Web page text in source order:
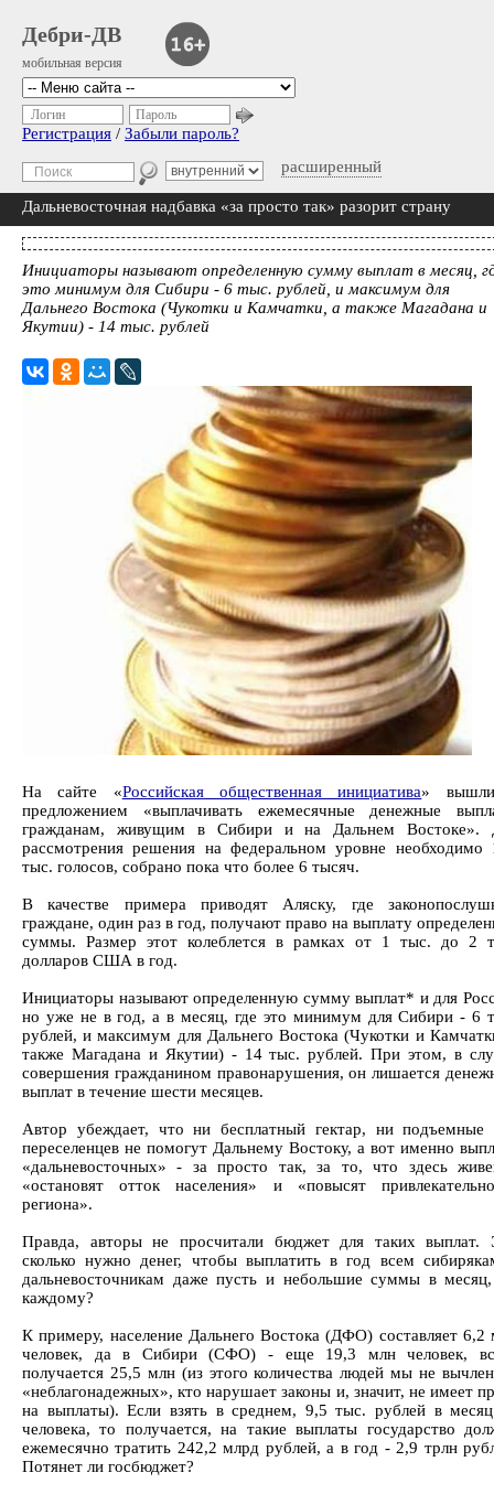
Дебри-ДВ
мобильная версия
расширенный
Логин Пароль
Регистрация / Забыли пароль?
Дальневосточная надбавка «за просто так» разорит страну
Инициаторы называют определенную сумму выплат в месяц,
это минимум для Сибири - 6 тыс. рублей, и максимум для
Дальнего Востока (Чукотки и Камчатки, а также Магадана и
Якутии) - 14 тыс. рублей
На сайте «Российская общественная инициатива»
предложением «выплачивать ежемесячные денежные
гражданам, живущим в Сибири и на Дальнем Востоке».
рассмотрения решения на федеральном уровне необходимо
тыс. голосов, собрано пока что более 6 тысяч.
В качестве примера приводят Аляску, где
граждане, один раз в год, получают право на выплату
суммы. Размер этот колеблется в рамках от 1 тыс. до 2
долларов США в год.
Инициаторы называют определенную сумму выплат* и для
но уже не в год, а в месяц, где это минимум для Сибири - 6
рублей, и максимум для Дальнего Востока (Чукотки и
также Магадана и Якутии) - 14 тыс. рублей. При этом, в
совершения гражданином правонарушения, он лишается
выплат в течение шести месяцев.
Автор убеждает, что ни бесплатный гектар, ни подъемные
переселенцев не помогут Дальнему Востоку, а вот именно
«дальневосточных» - за просто так, за то, что здесь
«остановят отток населения» и «повысят
региона».
Правда, авторы не просчитали бюджет для таких выплат.
сколько нужно денег, чтобы выплатить в год всем
дальневосточникам даже пусть и небольшие суммы в
каждому?
К примеру, население Дальнего Востока (ДФО) составляет 6,2
человек, да в Сибири (СФО) - еще 19,3 млн человек,
получается 25,5 млн (из этого количества людей мы не
«неблагонадежных», кто нарушает законы и, значит, не имеет
на выплаты). Если взять в среднем, 9,5 тыс. рублей в
человека, то получается, на такие выплаты государство
ежемесячно тратить 242,2 млрд рублей, а в год - 2,9 трлн
Потянет ли госбюджет?